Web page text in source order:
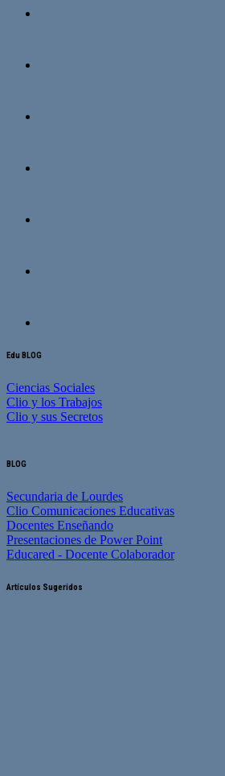
Edu BLOG
Ciencias Sociales
Clio y los Trabajos
Clio y sus Secretos
BLOG
Secundaria de Lourdes
Clio Comunicaciones Educativas
Docentes Enseñando
Presentaciones de Power Point
Educared - Docente Colaborador
Artículos Sugeridos